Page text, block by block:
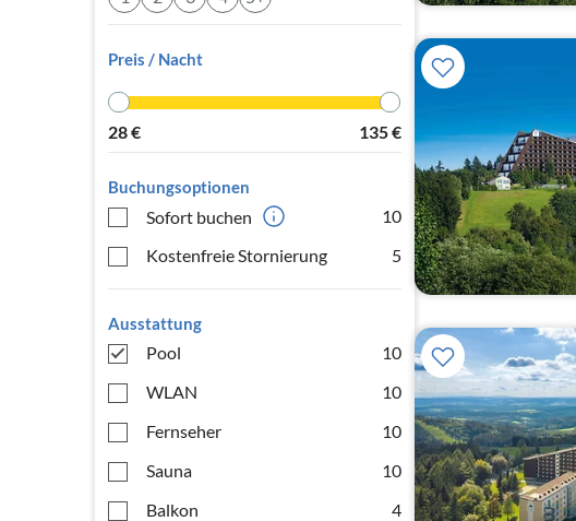
Preis / Nacht
28€ 135€
Buchungsoptionen
Sofort buchen
10
Kostenfreie Stornierung
5
Ausstattung
Pool
10
WLAN
10
Fernseher
10
Sauna
10
Balkon
4